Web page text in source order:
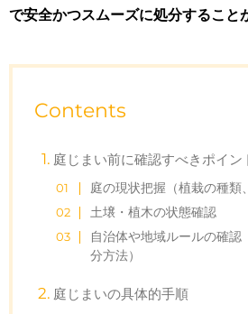
で安全かつスムーズに処分すること
Contents
庭じまい前に確認すべきポイン
庭の現状把握（植栽の種類
土壌・植木の状態確認
自治体や地域ルールの確認
分方法）
庭じまいの具体的手順